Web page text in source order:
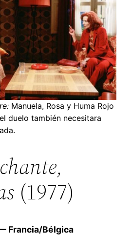
Manuela, Rosa y Huma Rojo
duelo también necesitara
(1977)
Francia/Bélgica